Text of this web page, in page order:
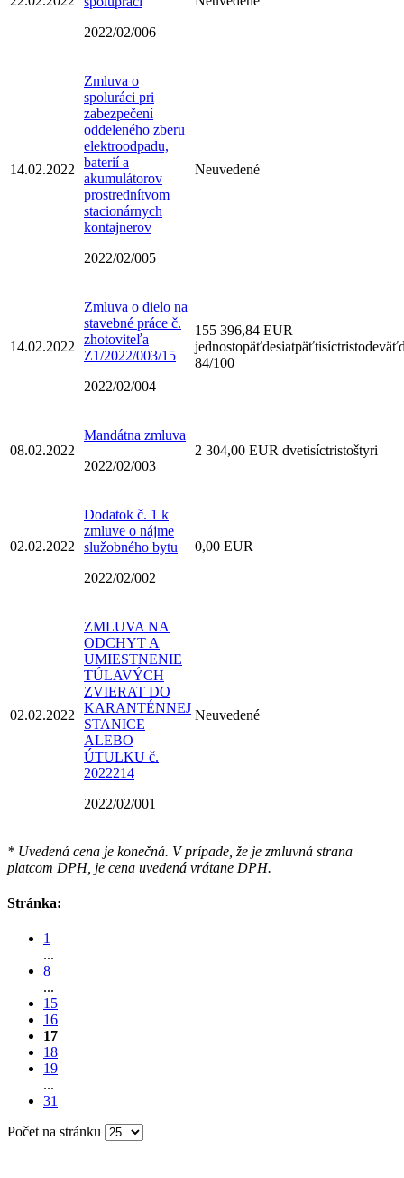
2022/02/006
14.02.2022
Zmluva o
spoluráci pri
zabezpečení
oddeleného zberu
elektroodpadu,
baterií a
akumulátorov
prostrednítvom
stacionárnych
kontajnerov
2022/02/005
Neuvedené
14.02.2022
Zmluva o dielo na
stavebné práce č.
zhotoviteľa
Z1/2022/003/15
2022/02/004
155 396,84 EUR
84/100
08.02.2022
Mandátna zmluva
2022/02/003
2 304,00 EUR dvetisíctristoštyri
02.02.2022
Dodatok č. 1 k
zmluve o nájme
služobného bytu
2022/02/002
0,00 EUR
02.02.2022
ZMLUVA NA
ODCHYT A
UMIESTNENIE
TÚLAVÝCH
ZVIERAT DO
KARANTÉNNEJ
STANICE
ALEBO
ÚTULKU č.
2022214
2022/02/001
Neuvedené
* Uvedená cena je konečná. V prípade, že je zmluvná strana
platcom DPH, je cena uvedená vrátane DPH.
Stránka:
1
...
8
...
15
16
17
18
19
...
31
Počet na stránku